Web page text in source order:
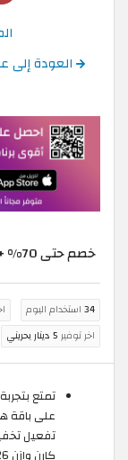
العودة إلى
خصم حتى 70% + 10% خصم
34 استخدام اليوم
اخر توفير 5 دينار بحريني
تمتع
كارن وازن 2026 في صفحة الدفع.